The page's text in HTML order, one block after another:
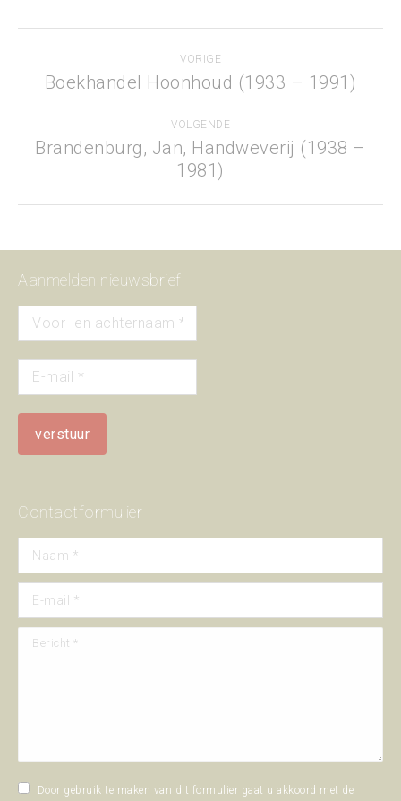
navigation
VORIGE
Previous
Boekhandel Hoonhoud (1933 – 1991)
VOLGENDE
Next
project:
Brandenburg, Jan, Handweverij (1938 –
1981)
Aanmelden nieuwsbrief
Contactformulier
Naam *
E-mail *
Bericht *
Door gebruik te maken van dit formulier gaat u akkoord met de